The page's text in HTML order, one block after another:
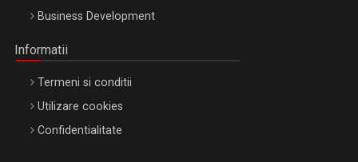
Business Development
Informatii
Termeni si conditii
Utilizare cookies
Confidentialitate